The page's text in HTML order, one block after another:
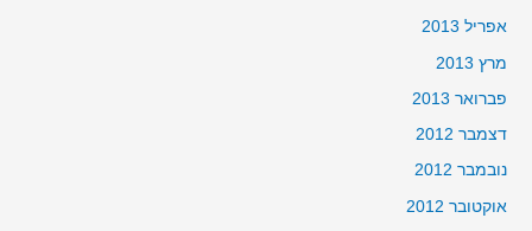
אפריל 2013
מרץ 2013
פברואר 2013
דצמבר 2012
נובמבר 2012
אוקטובר 2012